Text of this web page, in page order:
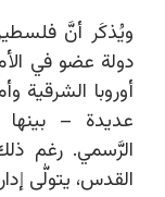
دولة عضو في
أوروبا الشرقية
عديدة – بينها
الرَّسمي. رغم
القدس، يتولّٰى